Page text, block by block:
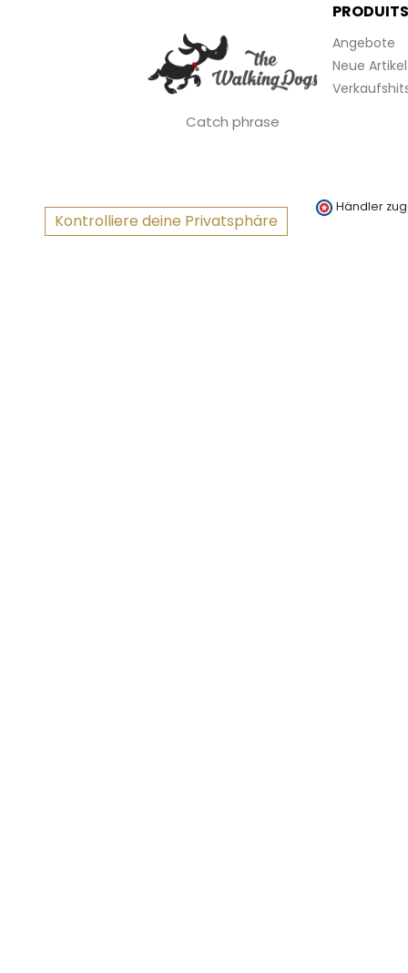
Catch phrase
PRODUITS
Angebote
Neue Artikel
Kontrolliere deine Privatsphäre
Händler